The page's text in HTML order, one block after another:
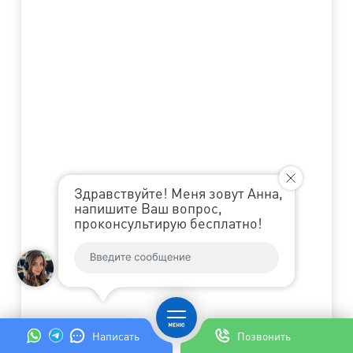
Написать Позвонить
Здравствуйте! Меня зовут Анна,
напишите Ваш вопрос,
проконсультирую бесплатно!